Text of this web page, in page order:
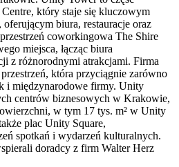
który staje się kluczowym
biura, restauracje oraz
coworkingowa The Shire
miejsca, łącząc biura
z różnorodnymi atrakcjami. Firma
która przyciągnie zarówno
i międzynarodowe firmy. Unity
centrów biznesowych w Krakowie,
w tym 17 tys. m² w Unity
plac Unity Square,
spotkań i wydarzeń kulturalnych.
doradcy z firm Walter Herz